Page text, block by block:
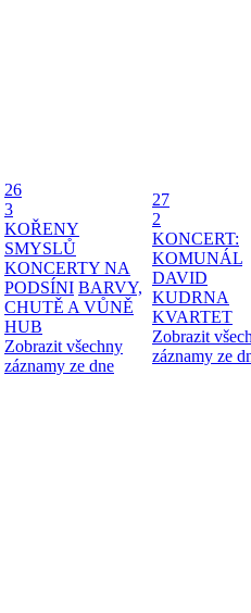
26
3
KOŘENY
SMYSLŮ
KONCERTY NA
PODSÍNI BARVY,
CHUTĚ A VŮNĚ
HUB
Zobrazit všechny
záznamy ze dne
27
2
KONCERT:
KOMUNÁL
DAVID
KUDRNA
KVARTET
Zobrazit
záznamy ze